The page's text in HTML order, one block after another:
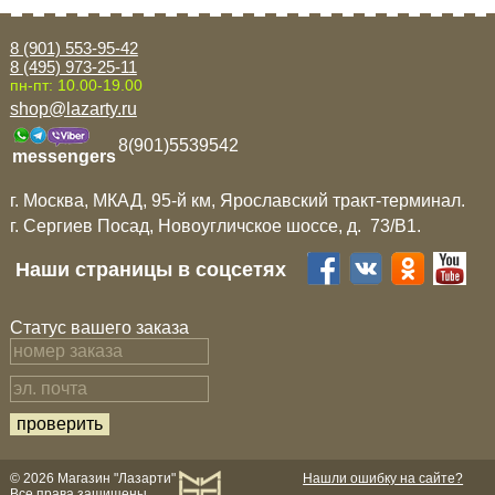
8 (901) 553-95-42
8 (495) 973-25-11
пн-пт: 10.00-19.00
shop@lazarty.ru
messengers
8(901)5539542
г. Москва, МКАД, 95-й км, Ярославский тракт-терминал.
г. Сергиев Посад, Новоугличское шоссе, д. 73/B1.
Наши страницы в соцсетях
Статус вашего заказа
Нашли ошибку на сайте?
© 2026 Магазин "Лазарти"
Opel
Renault
Suzuki
Toyota
Volkswagen
УАЗ
Дополнительные товары